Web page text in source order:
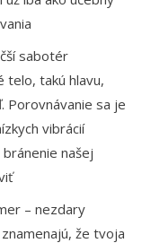
sabotér
telo, takú hlavu,
Porovnávanie sa je
vibrácií
našej
– nezdary
že tvoja